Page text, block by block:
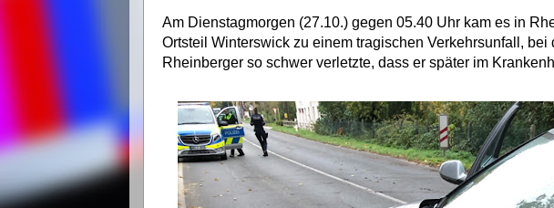
Am Dienstagmorgen (27.10.) gegen 05.40 Uhr kam es in
Ortsteil Winterswick zu einem tragischen Verkehrsunfall,
Rheinberger so schwer verletzte, dass er später im